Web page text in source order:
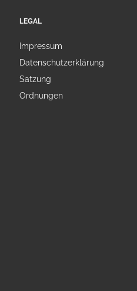
LEGAL
Impressum
Datenschutzerklärung
Satzung
Ordnungen